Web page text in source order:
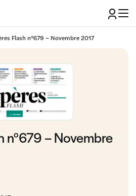
Flash n°679 – Novembre 2017
n°679 – Novembre